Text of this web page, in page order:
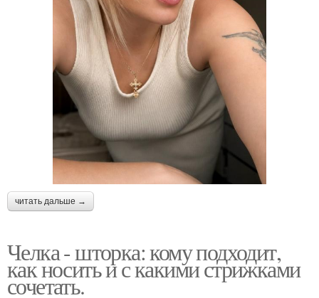
читать дальше →
Челка - шторка: кому подходит,
как носить и с какими стрижками
сочетать.